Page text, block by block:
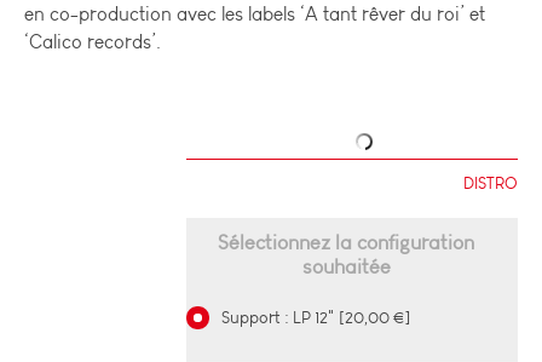
en co-production avec les labels ‘A tant rêver du roi’ et
‘Calico records’.
DISTRO
Sélectionnez la configuration
souhaitée
Support : LP 12" [20,00 €]